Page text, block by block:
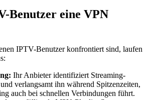
Benutzer eine VPN
IPTV-Benutzer konfrontiert sind, laufen
Ihr Anbieter identifiziert Streaming-
verlangsamt ihn während Spitzenzeiten,
auch bei schnellen Verbindungen führt.